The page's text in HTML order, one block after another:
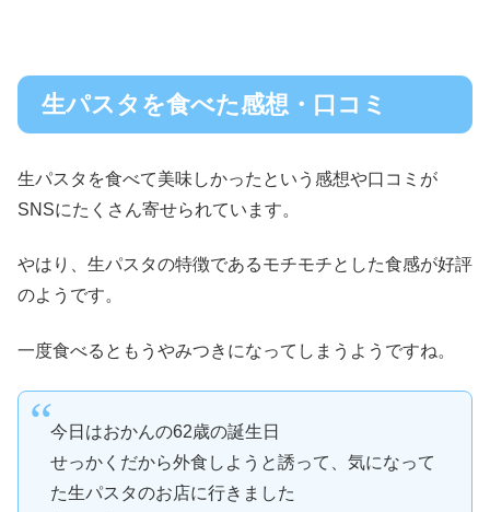
生パスタを食べた感想・口コミ
生パスタを食べて美味しかったという感想や口コミが
SNSにたくさん寄せられています。
やはり、生パスタの特徴であるモチモチとした食感が好評
のようです。
一度食べるともうやみつきになってしまうようですね。
今日はおかんの62歳の誕生日
せっかくだから外食しようと誘って、気になって
た生パスタのお店に行きました